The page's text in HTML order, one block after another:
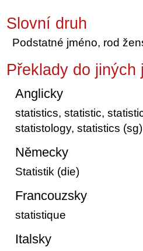
Slovní druh
Podstatné jméno, rod
Překlady do jiných
Anglicky
statistics, statistic,
statistology, statistics
Německy
Statistik (die)
Francouzsky
statistique
Italsky